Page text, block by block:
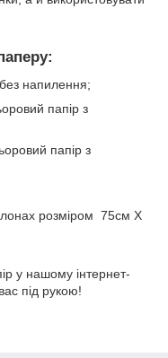
напилення;
папір з
папір з
розміром 75см Х
у нашому інтернет-
під рукою!